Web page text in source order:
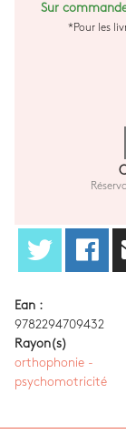
Sur
*Pour les
Ean :
9782294709432
Rayon(s)
orthophonie -
psychomotricité